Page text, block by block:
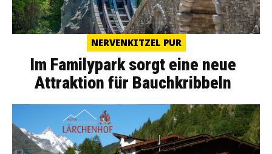
NERVENKITZEL PUR
Im Familypark sorgt eine neue
Attraktion für Bauchkribbeln